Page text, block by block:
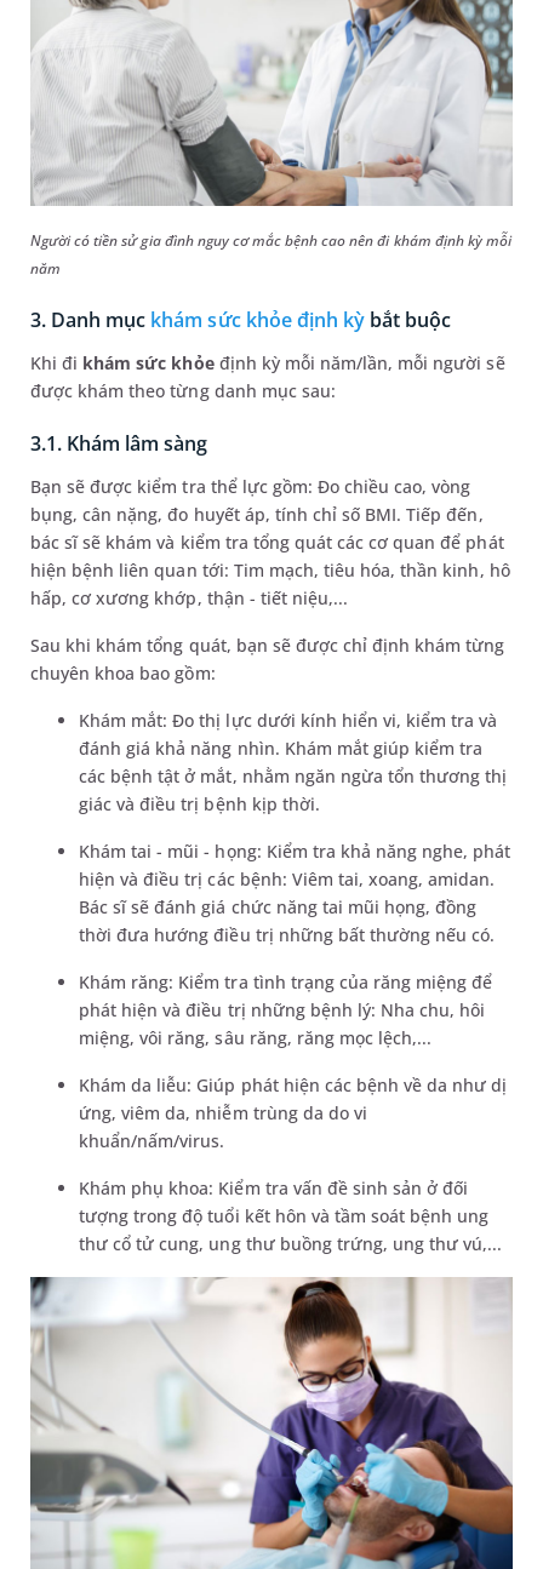
Người có tiền sử gia đình nguy cơ mắc bệnh cao nên đi khám định kỳ mỗi
năm
3. Danh mục khám sức khỏe định kỳbắt buộc
Khi đi khám sức khỏe định kỳ mỗi năm/lần, mỗi người sẽ
được khám theo từng danh mục sau:
3.1. Khám lâm sàng
Bạn sẽ được kiểm tra thể lực gồm: Đo chiều cao, vòng
bụng, cân nặng, đo huyết áp, tính chỉ số BMI. Tiếp đến,
bác sĩ sẽ khám và kiểm tra tổng quát các cơ quan để phát
hiện bệnh liên quan tới: Tim mạch, tiêu hóa, thần kinh, hô
hấp, cơ xương khớp, thận - tiết niệu,...
Sau khi khám tổng quát, bạn sẽ được chỉ định khám từng
chuyên khoa bao gồm:
Khám mắt: Đo thị lực dưới kính hiển vi, kiểm tra và
đánh giá khả năng nhìn. Khám mắt giúp kiểm tra
các bệnh tật ở mắt, nhằm ngăn ngừa tổn thương thị
giác và điều trị bệnh kịp thời.
Khám tai - mũi - họng: Kiểm tra khả năng nghe, phát
hiện và điều trị các bệnh: Viêm tai, xoang, amidan.
Bác sĩ sẽ đánh giá chức năng tai mũi họng, đồng
thời đưa hướng điều trị những bất thường nếu có.
Khám răng: Kiểm tra tình trạng của răng miệng để
phát hiện và điều trị những bệnh lý: Nha chu, hôi
miệng, vôi răng, sâu răng, răng mọc lệch,...
Khám da liễu: Giúp phát hiện các bệnh về da như dị
ứng, viêm da, nhiễm trùng da do vi
khuẩn/nấm/virus.
Khám phụ khoa: Kiểm tra vấn đề sinh sản ở đối
tượng trong độ tuổi kết hôn và tầm soát bệnh ung
thư cổ tử cung, ung thư buồng trứng, ung thư vú,...